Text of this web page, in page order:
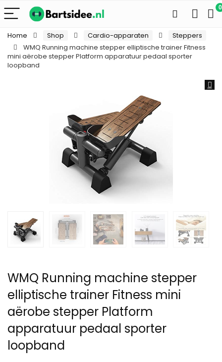
0
Home Shop Cardio-apparaten
Steppers
WMQ Running machine stepper elliptische trainer Fitness
mini aërobe stepper Platform apparatuur pedaal sporter
loopband
WMQ Running machine stepper
elliptische trainer Fitness mini
aërobe stepper Platform
apparatuur pedaal sporter
loopband